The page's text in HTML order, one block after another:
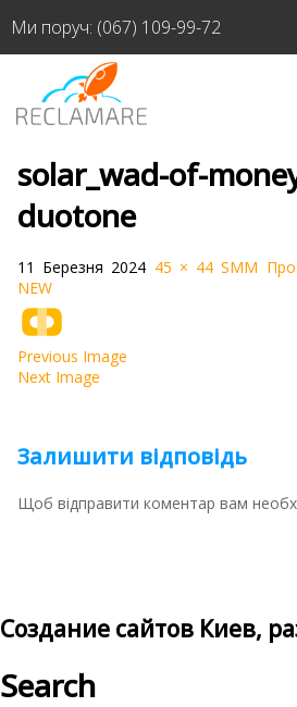
Ми поруч: (067) 109-99-72
solar_wad-of-
duotone
11 Березня 2024 45 × 44 SMM
NEW
Previous Image
Next Image
Залишити відповідь
Щоб відправити коментар вам
Создание сайтов Киев,
Search